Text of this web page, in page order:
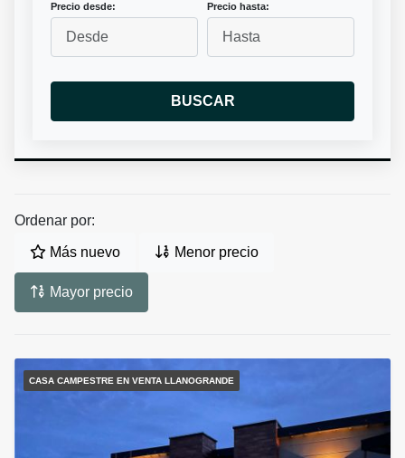
Precio desde: Precio hasta:
BUSCAR
Ordenar por:
Más nuevo Menor precio
Mayor precio
CASA CAMPESTRE EN VENTA LLANOGRANDE